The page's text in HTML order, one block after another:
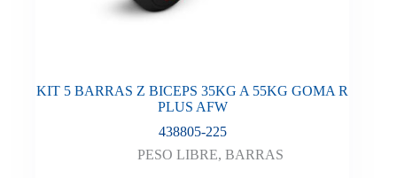
KIT 5 BARRAS Z BICEPS 35KG A 55KG GOMA R
PLUS AFW
438805-225
PESO LIBRE, BARRAS